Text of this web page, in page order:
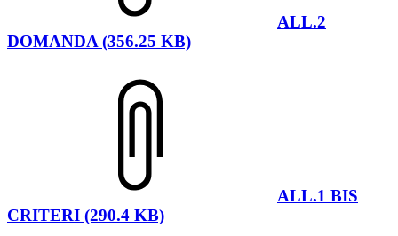
ALL.2
DOMANDA (356.25 KB)
ALL.1 BIS
CRITERI (290.4 KB)